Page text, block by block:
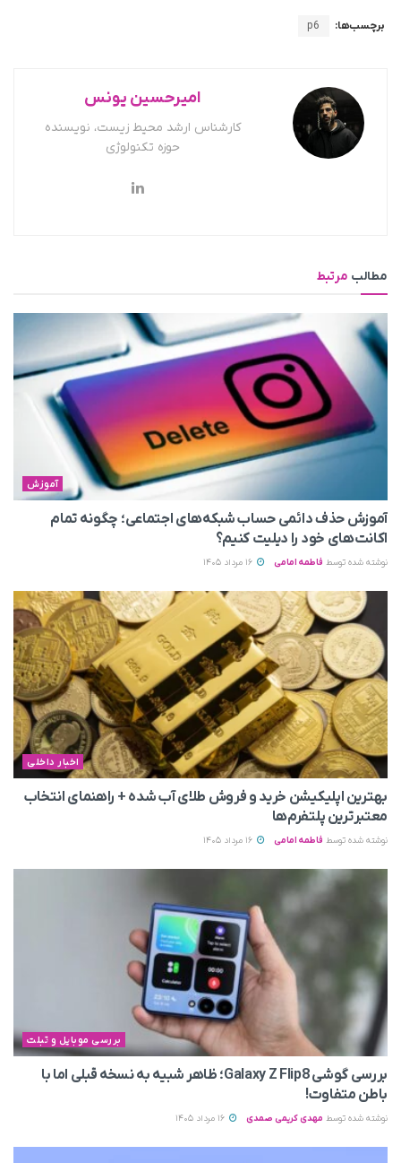
برچسب‌ها: p6
امیرحسین یونس
کارشناس ارشد محیط زیست، نویسنده
حوزه تکنولوژی
مطالب مرتبط
آموزش
آموزش حذف دائمی حساب شبکه‌های اجتماعی؛ چگونه تمام
اکانت‌های خود را دیلیت کنیم؟
نوشته شده توسط فاطمه امامی
اخبار داخلی
بهترین اپلیکیشن خرید و فروش طلای آب شده + راهنمای انتخاب
معتبرترین پلتفرم‌ها
نوشته شده توسط فاطمه امامی
بررسی موبایل و تبلت
بررسی گوشی Galaxy Z Flip8؛ ظاهر شبیه به نسخه قبلی اما با
باطن متفاوت!
نوشته شده توسط مهدی کریمی صمدی